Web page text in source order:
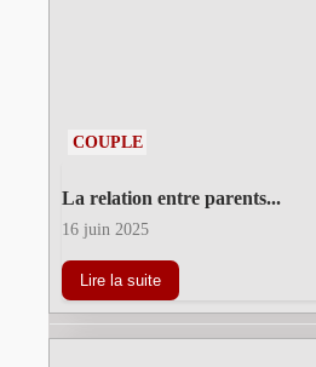
COUPLE
La relation entre parents...
16 juin 2025
Lire la suite